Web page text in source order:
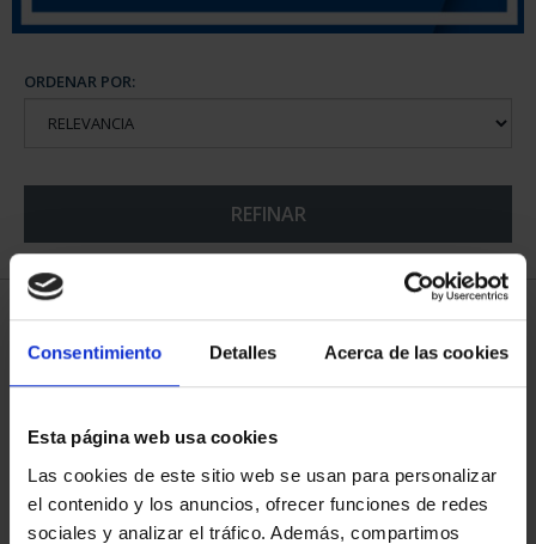
Consentimiento Detalles Acerca de las cookies
Esta página web usa cookies
Las cookies de este sitio web se usan para personalizar
el contenido y los anuncios, ofrecer funciones de redes
sociales y analizar el tráfico. Además, compartimos
ORDENAR POR:
REFINAR
5 Productos encontrados